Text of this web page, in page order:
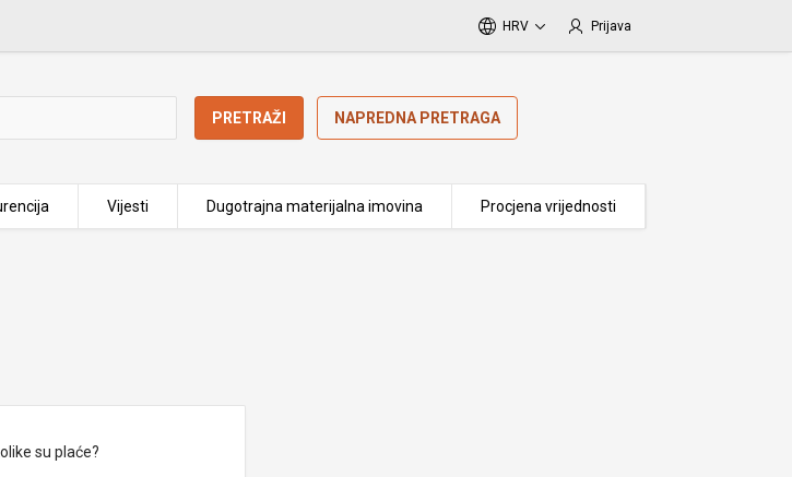
HRV Prijava
PRETRAŽI NAPREDNA PRETRAGA
Vijesti Dugotrajna materijalna imovina Procjena vrijednosti
su plaće?